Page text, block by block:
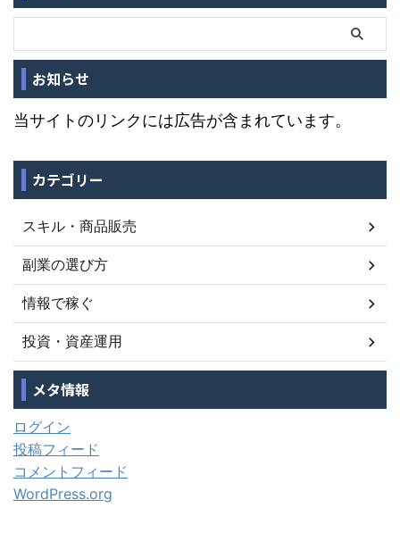
お知らせ
当サイトのリンクには広告が含まれています。
カテゴリー
スキル・商品販売
副業の選び方
情報で稼ぐ
投資・資産運用
メタ情報
ログイン
投稿フィード
コメントフィード
WordPress.org